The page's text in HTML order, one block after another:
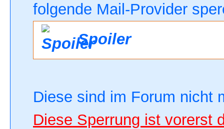
folgende Mail-Provider
Spoiler
Diese sind im Forum nicht
Diese Sperrung ist vorerst